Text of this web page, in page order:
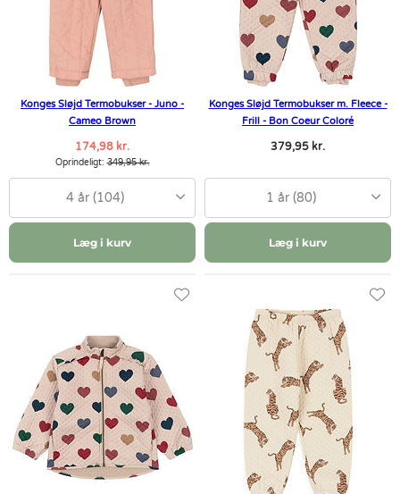
Konges Sløjd Termobukser - Juno -
Cameo Brown
174,98 kr.
Oprindeligt:349,95 kr.
4 år (104)
Læg i kurv
Konges Sløjd Termobukser m. Fleece -
Frill - Bon Coeur Coloré
379,95 kr.
1 år (80)
Læg i kurv